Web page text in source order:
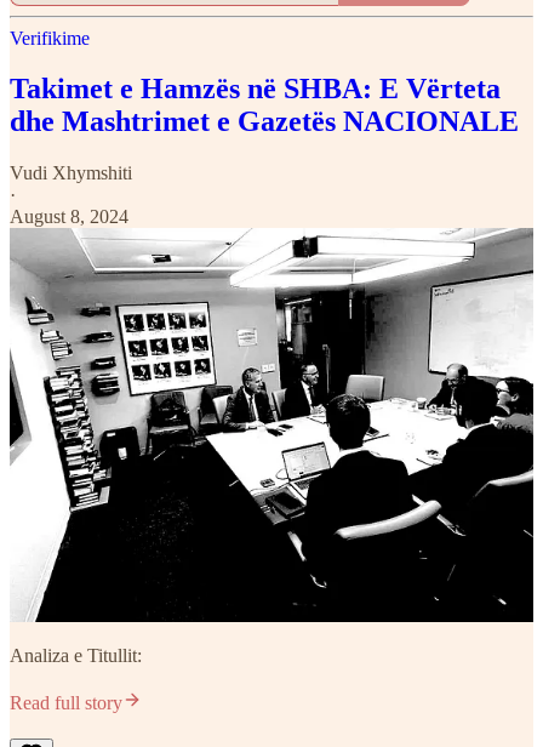
Verifikime
Takimet e Hamzës në SHBA: E Vërteta
dhe Mashtrimet e Gazetës NACIONALE
Vudi Xhymshiti
·
August 8, 2024
Analiza e Titullit:
Read full story